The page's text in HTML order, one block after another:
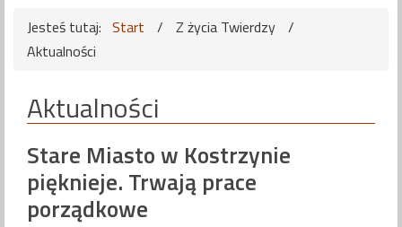
Jesteś tutaj: Start / Z życia Twierdzy /
Aktualności
Aktualności
Stare Miasto w Kostrzynie
pięknieje. Trwają prace
porządkowe